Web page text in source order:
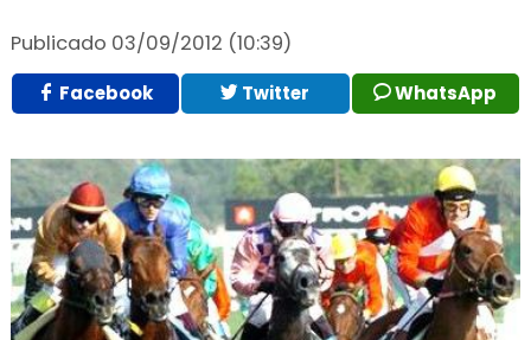
Publicado 03/09/2012 (10:39)
Facebook Twitter WhatsApp